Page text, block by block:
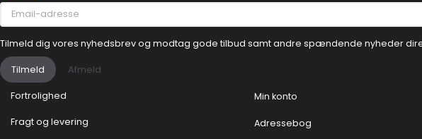
Email-
adresse
Tilmeld dig vores nyhedsbrev og modtag gode tilbud samt andre spændende nyheder
Tilmeld Afmeld
Fortrolighed
Fragt og levering
Min konto
Adressebog